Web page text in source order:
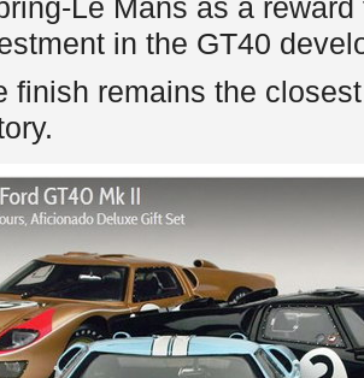
Le Mans as a reward
in the GT40
finish remains the